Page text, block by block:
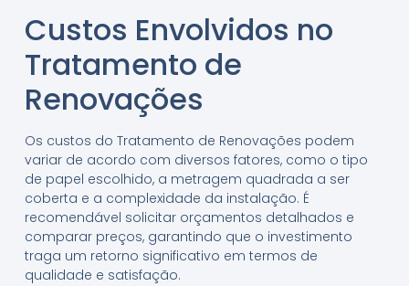
Custos Envolvidos no
Tratamento de
Renovações
Os custos do Tratamento de Renovações podem
variar de acordo com diversos fatores, como o tipo
de papel escolhido, a metragem quadrada a ser
coberta e a complexidade da instalação. É
recomendável solicitar orçamentos detalhados e
comparar preços, garantindo que o investimento
traga um retorno significativo em termos de
qualidade e satisfação.